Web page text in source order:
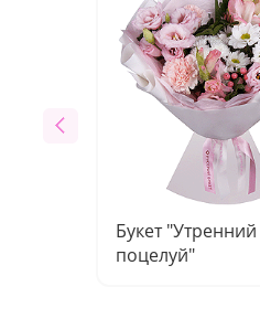
Букет "Утренний
поцелуй"